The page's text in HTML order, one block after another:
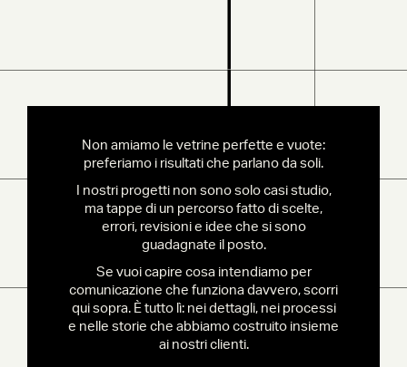
Non amiamo le vetrine perfette e vuote:
preferiamo i risultati che parlano da soli.
I nostri progetti non sono solo casi studio,
ma tappe di un percorso fatto di scelte,
errori, revisioni e idee che si sono
guadagnate il posto.
Se vuoi capire cosa intendiamo per
comunicazione che funziona davvero, scorri
qui sopra. È tutto lì: nei dettagli, nei processi
e nelle storie che abbiamo costruito insieme
ai nostri clienti.